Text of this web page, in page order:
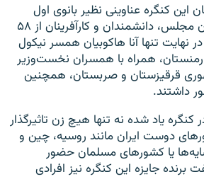
این کنگره عناوینی نظیر بانوی اول
کشورها، وزرا، نمایندگان مجلس، دانشمندان و کارآفرینان از ۵۸
نهایت تنها آنا هاکوبیان همسر نیکول
همراه با همسران نخست‌وزیر
قرقیزستان و صربستان، همچنین
داشتند.
یاد شده نه تنها هیچ زن تاثیرگذار
دوست ایران مانند روسیه، چین و
یا کشورهای مسلمان حضور
برنده جایزه این کنگره نیز افرادی